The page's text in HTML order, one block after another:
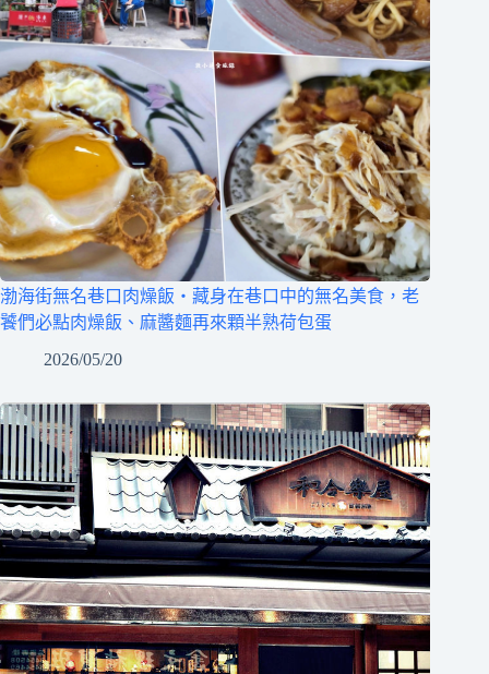
渤海街無名巷口肉燥飯‧藏身在巷口中的無名美食，老
饕們必點肉燥飯、麻醬麵再來顆半熟荷包蛋
2026/05/20